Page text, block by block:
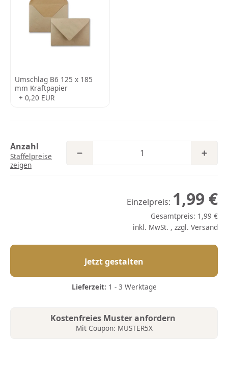
Umschlag B6 125 x 185
mm Kraftpapier
+ 0,20 EUR
Anzahl
Staffelpreise
zeigen
Einzelpreis: 1,99 €
Gesamtpreis: 1,99 €
inkl. MwSt. , zzgl. Versand
Jetzt gestalten
Lieferzeit: 1 - 3 Werktage
Kostenfreies Muster anfordern
Mit Coupon: MUSTER5X